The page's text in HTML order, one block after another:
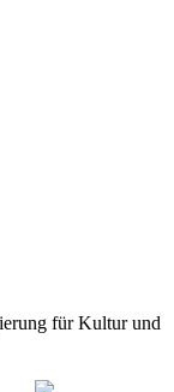
für Kultur und